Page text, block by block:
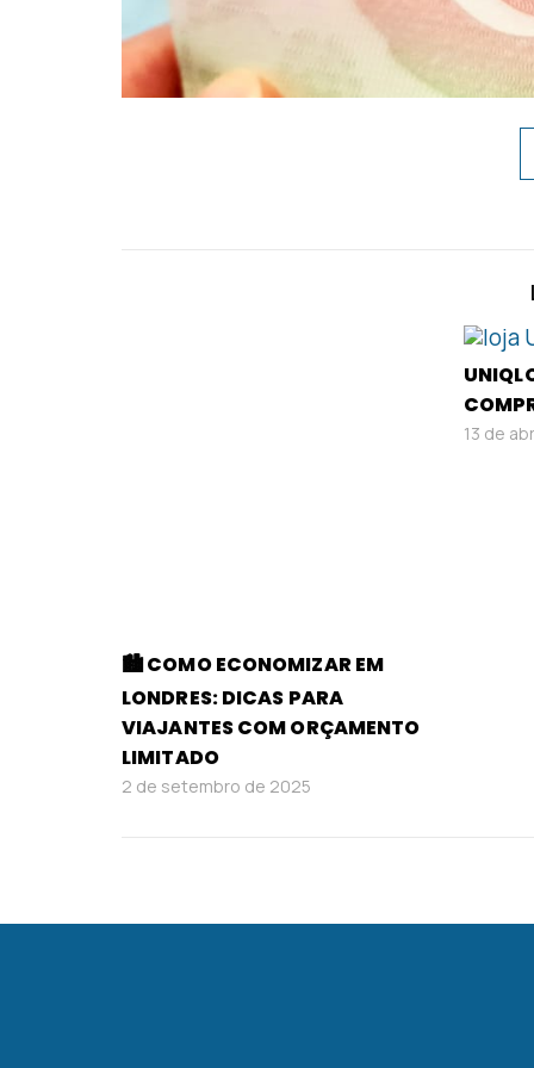
🏙️ COMO ECONOMIZAR EM
LONDRES: DICAS PARA
VIAJANTES COM ORÇAMENTO
LIMITADO
2 de setembro de 2025
13 de